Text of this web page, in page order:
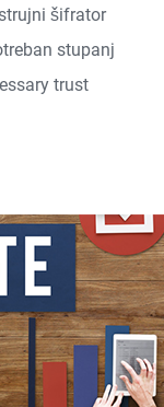
šifrator
stupanj
trust